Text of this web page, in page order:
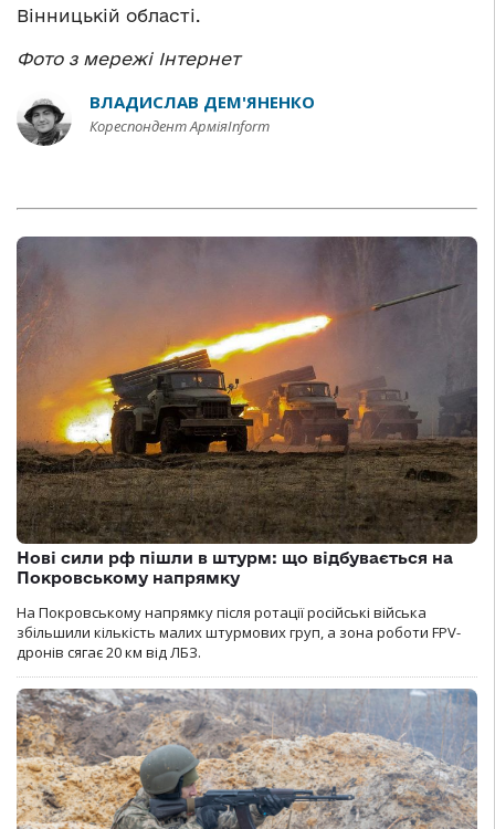
Вінницькій області.
Фото з мережі Інтернет
ВЛАДИСЛАВ ДЕМ'ЯНЕНКО
Кореспондент АрміяInform
Нові сили рф пішли в штурм: що відбувається на
Покровському напрямку
На Покровському напрямку після ротації російські війська
збільшили кількість малих штурмових груп, а зона роботи FPV-
дронів сягає 20 км від ЛБЗ.